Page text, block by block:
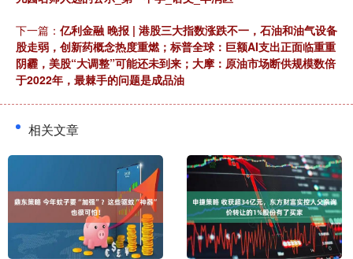
下一篇： 亿利金融 晚报 | 港股三大指数涨跌不一，石油和油气设备
股走弱，创新药概念热度重燃；标普全球：巨额AI支出正面临重重
阴霾，美股“大调整”可能还未到来；大摩：原油市场断供规模数倍
于2022年，最棘手的问题是成品油
相关文章